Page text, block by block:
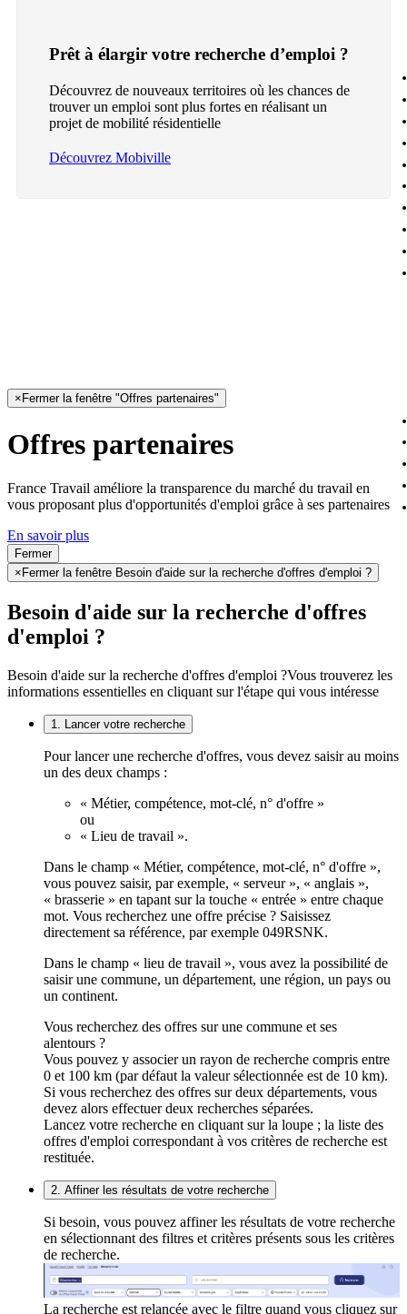
Prêt à élargir votre recherche d’emploi ?
Découvrez de nouveaux territoires où les chances de
trouver un emploi sont plus fortes en réalisant un
projet de mobilité résidentielle
Découvrez Mobiville
× Fermer la fenêtre "Offres partenaires"
Offres partenaires
France Travail améliore la transparence du marché du travail en
vous proposant plus d'opportunités d'emploi grâce à ses partenaires
En savoir plus
Fermer
× Fermer la fenêtre Besoin d'aide sur la recherche d'offres d'emploi ?
Besoin d'aide sur la recherche d'offres
d'emploi ?
Besoin d'aide sur la recherche d'offres d'emploi ?Vous trouverez les
informations essentielles en cliquant sur l'étape qui vous intéresse
1. Lancer votre recherche
Pour lancer une recherche d'offres, vous devez saisir au moins
un des deux champs :
« Métier, compétence, mot-clé, n° d'offre »
ou
« Lieu de travail ».
Dans le champ « Métier, compétence, mot-clé, n° d'offre »,
vous pouvez saisir, par exemple, « serveur », « anglais »,
« brasserie » en tapant sur la touche « entrée » entre chaque
mot. Vous recherchez une offre précise ? Saisissez
directement sa référence, par exemple 049RSNK.
Dans le champ « lieu de travail », vous avez la possibilité de
saisir une commune, un département, une région, un pays ou
un continent.
Vous recherchez des offres sur une commune et ses
alentours ?
Vous pouvez y associer un rayon de recherche compris entre
0 et 100 km (par défaut la valeur sélectionnée est de 10 km).
Si vous recherchez des offres sur deux départements, vous
devez alors effectuer deux recherches séparées.
Lancez votre recherche en cliquant sur la loupe ; la liste des
offres d'emploi correspondant à vos critères de recherche est
restituée.
2. Affiner les résultats de votre recherche
Si besoin, vous pouvez affiner les résultats de votre recherche
en sélectionnant des filtres et critères présents sous les critères
de recherche.
La recherche est relancée avec le filtre quand vous cliquez sur